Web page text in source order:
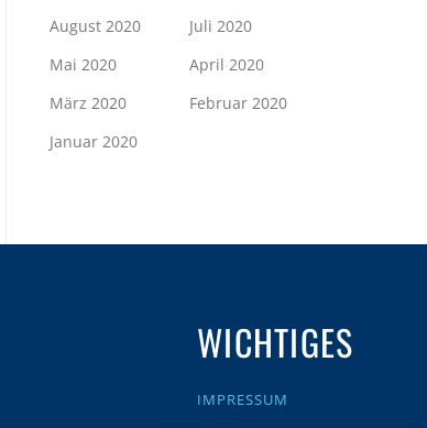
August 2020
Juli 2020
Mai 2020
April 2020
März 2020
Februar 2020
Januar 2020
WICHTIGES
IMPRESSUM